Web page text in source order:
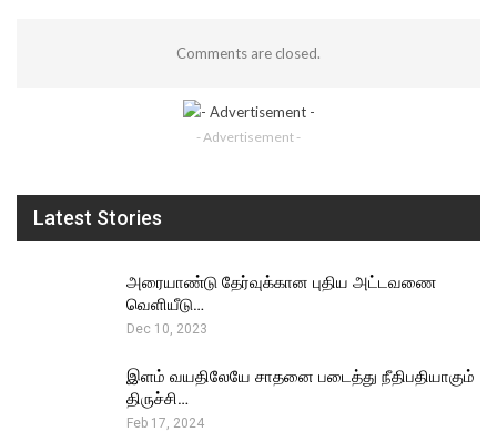
Comments are closed.
- Advertisement -
Latest Stories
அரையாண்டு தேர்வுக்கான புதிய அட்டவணை
வெளியீடு…
Dec 10, 2023
இளம் வயதிலேயே சாதனை படைத்து நீதிபதியாகும்
திருச்சி…
Feb 17, 2024